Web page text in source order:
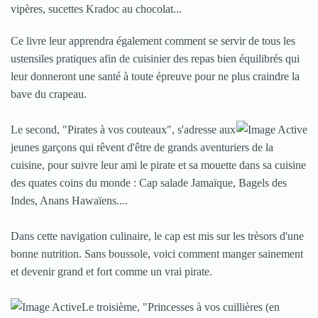
vipères, sucettes Kradoc au chocolat...
Ce livre leur apprendra également comment se servir de tous les
ustensiles pratiques afin de cuisinier des repas bien équilibrés qui
leur donneront une santé à toute épreuve pour ne plus craindre la
bave du crapeau.
Le second, "Pirates à vos couteaux", s'adresse aux
jeunes garçons qui rêvent d'être de grands aventuriers de la
cuisine, pour suivre leur ami le pirate et sa mouette dans sa cuisine
des quates coins du monde : Cap salade Jamaïque, Bagels des
Indes, Anans Hawaïens....
Dans cette navigation culinaire, le cap est mis sur les trèsors d'une
bonne nutrition. Sans boussole, voici comment manger sainement
et devenir grand et fort comme un vrai pirate.
Le troisième, "Princesses à vos cuillières (en